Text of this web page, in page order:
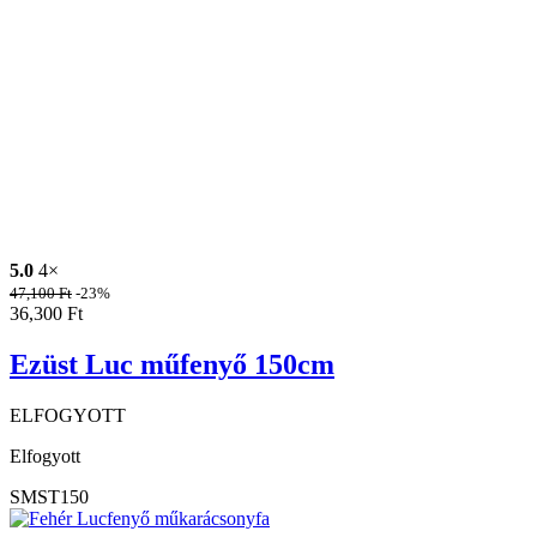
5.0 4×
47,100Ft -23%
36,300 Ft
Ezüst Luc műfenyő 150cm
ELFOGYOTT
Elfogyott
SMST150